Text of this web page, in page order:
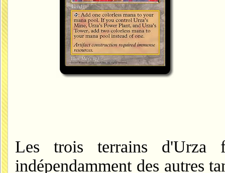
Les trois terrains d'Urza
indépendamment des autres